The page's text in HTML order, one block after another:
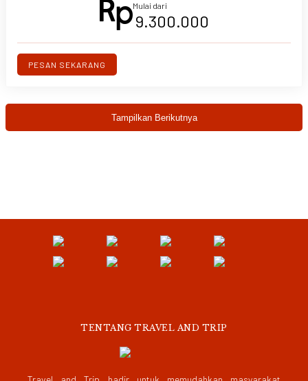
Mulai dari
9.300.000
PESAN SEKARANG
Tampilkan Berikutnya
TENTANG TRAVEL AND TRIP